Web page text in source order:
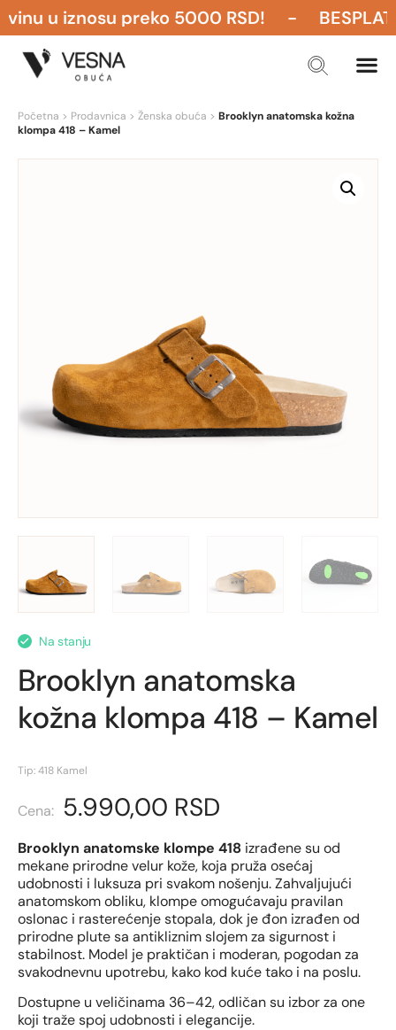
u iznosu preko 5000 RSD! -
Početna > Prodavnica > Ženska obuća > Brooklyn anatomska kožna
klompa 418 – Kamel
Na stanju
Brooklyn anatomska
kožna klompa 418 – Kamel
Tip: 418 Kamel
5.990,00 RSD
Brooklyn anatomske klompe 418 izrađene su od
mekane prirodne velur kože, koja pruža osećaj
udobnosti i luksuza pri svakom nošenju. Zahvaljujući
anatomskom obliku, klompe omogućavaju pravilan
oslonac i rasterećenje stopala, dok je đon izrađen od
prirodne plute sa antikliznim slojem za sigurnost i
stabilnost. Model je praktičan i moderan, pogodan za
svakodnevnu upotrebu, kako kod kuće tako i na poslu.
Dostupne u veličinama 36–42, odličan su izbor za one
koji traže spoj udobnosti i elegancije.